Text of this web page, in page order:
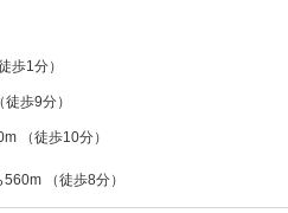
歩1分）
歩9分）
（徒歩10分）
（徒歩8分）